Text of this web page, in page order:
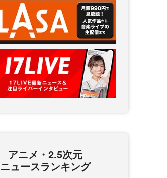
アニメ・2.5次元
ニュースランキング